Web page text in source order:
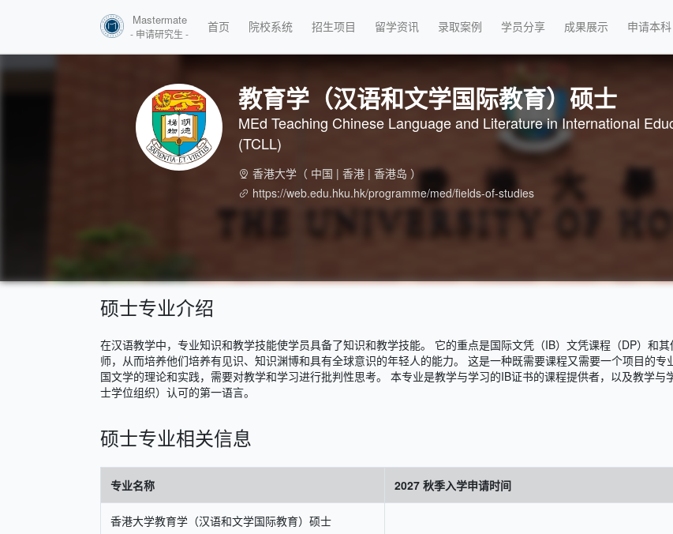
Mastermate
- 申请研究生 - 首页 院校系统 招生项目 留学资讯 录取案例 学员分享 成果展示 申请本科
教育学（汉语和文学国际教育）硕士
MEd Teaching Chinese Language and Literature in International
(TCLL)
香港大学 （ 中国 | 香港 | 香港岛 ）
https://web.edu.hku.hk/programme/med/fields-of-studies
硕士专业介绍
在汉语教学中，专业知识和教学技能使学员具备了知识和教学技能。 它的重点是国际文凭（IB）文凭课程（DP）和
师，从而培养他们培养有见识、知识渊博和具有全球意识的年轻人的能力。 这是一种既需要课程又需要一个项目的
国文学的理论和实践，需要对教学和学习进行批判性思考。 本专业是教学与学习的IB证书的课程提供者，以及教学
士学位组织）认可的第一语言。
硕士专业相关信息
专业名称 2027 秋季入学申请时间
香港大学教育学（汉语和文学国际教育）硕士